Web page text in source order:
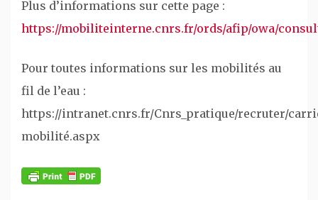
Plus d’informations sur cette page :
https://mobiliteinterne.cnrs.fr/ords/afip/owa/
Pour toutes informations sur les mobilités au
fil de l’eau :
https://intranet.cnrs.fr/Cnrs_pratique/recruter/
mobilité.aspx